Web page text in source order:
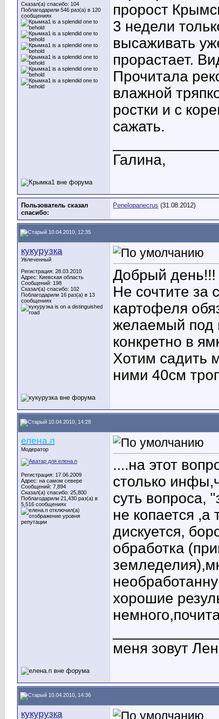
Сказал(а) спасибо: 104
Поблагодарили 546 раз(а) в 120
сообщениях
пророст
3 недели
высаживать
прорастает.
Прочитала
влажной
ростки и с
сажать.
Галина,
Пользователь сказал
cпасибо:
Penelopanecrus (31.08.2012)
10.04.2010, 12:35
кукурузка
Увлеченный
Регистрация: 28.03.2010
Адрес: Киевская область
Сообщений: 198
Сказал(а) спасибо: 102
Поблагодарили 16 раз(а) в 13
сообщениях
Добрый день!!!
Не сочтите за
картофеля
желаемый под
конкретно в
Хотим садить
ними 40см
10.04.2010, 14:28
елена.п
Модератор
Регистрация: 17.06.2009
Адрес: на самом севере
Сообщений: 7,894
Сказал(а) спасибо: 25,800
Поблагодарили 21,430 раз(а) в
5,516 сообщениях
....на этот
столько инфы
суть вопроса,
не копается ,а
дискуется,
обработка
хорошие
меня зовут
10.04.2010, 14:36
кукурузка